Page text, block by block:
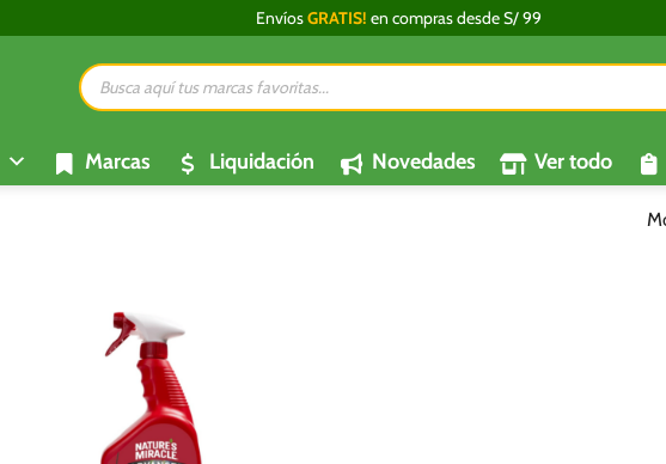
EnvíosGRATIS! en compras desde S/ 99
Búsqueda
de
productos
Marcas Liquidación Novedades Ver todo